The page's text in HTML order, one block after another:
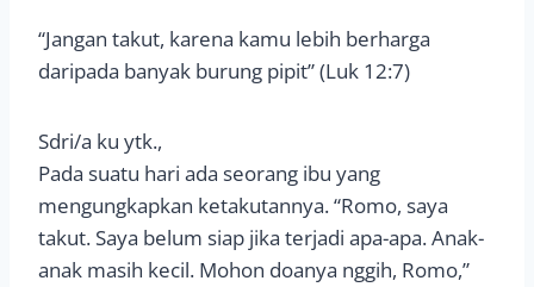
“Jangan takut, karena kamu lebih berharga
daripada banyak burung pipit” (Luk 12:7)
Sdri/a ku ytk.,
Pada suatu hari ada seorang ibu yang
mengungkapkan ketakutannya. “Romo, saya
takut. Saya belum siap jika terjadi apa-apa. Anak-
anak masih kecil. Mohon doanya nggih, Romo,”